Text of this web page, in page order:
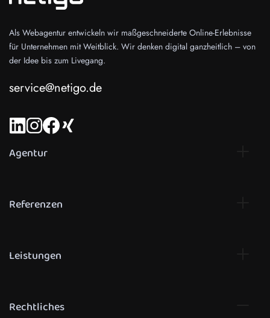
Als Webagentur entwickeln wir maßgeschneiderte Online-Erlebnisse
für Unternehmen mit Weitblick. Wir denken digital ganzheitlich – von
der Idee bis zum Livegang.
service@netigo.de
Agentur
Referenzen
Leistungen
Rechtliches